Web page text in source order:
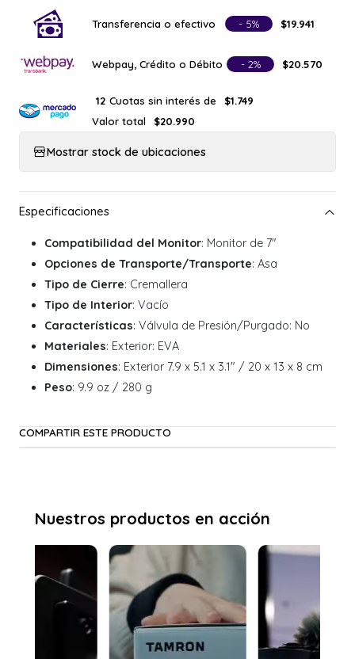
Transferencia o efectivo - 5% $19.941
Webpay, Crédito o Débito - 2% $20.570
12 Cuotas sin interés de
$1.749
Valor total
$20.990
Mostrar stock de ubicaciones
Compatibilidad del Monitor: Monitor de 7"
Opciones de Transporte/Transporte: Asa
Tipo de Cierre: Cremallera
Tipo de Interior: Vacío
Características: Válvula de Presión/Purgado: No
Materiales: Exterior: EVA
Dimensiones: Exterior 7.9 x 5.1 x 3.1" / 20 x 13 x 8 cm
Peso: 9.9 oz / 280 g
COMPARTIR ESTE PRODUCTO